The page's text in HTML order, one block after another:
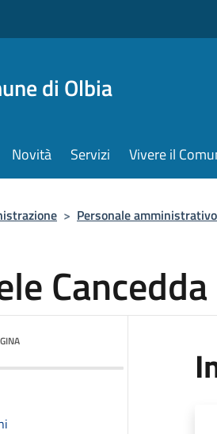
di Olbia
Novità Servizi Vivere il
> Personale amministrativo
Cancedda